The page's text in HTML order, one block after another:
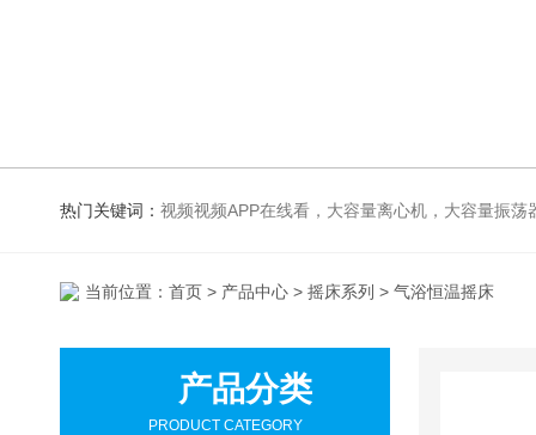
热门关键词： 视频视频APP在线看，大容量离心机，大容量振荡器，高速冷冻离心机，生化、光照、振荡培养箱，磁力搅拌器
当前位置： 首页 > 产品中心 > 摇床系列 > 气浴恒温摇床
产品分类
PRODUCT CATEGORY